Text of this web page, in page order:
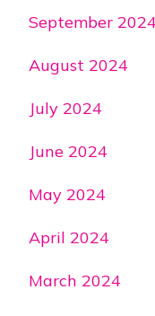
September
August 2024
July 2024
June 2024
May 2024
April 2024
March 2024